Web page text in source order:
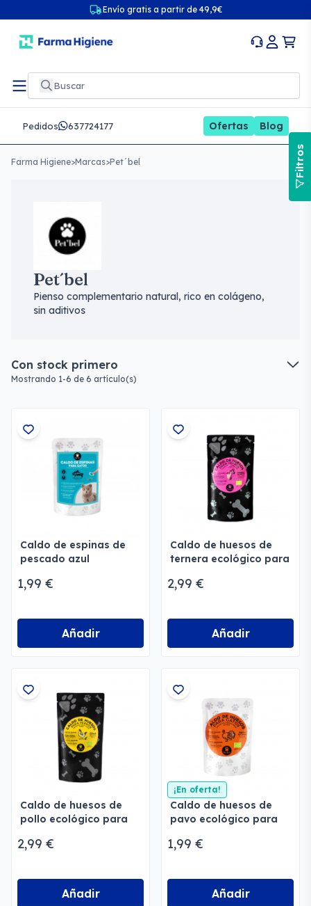
Envío gratis a partir de 49,9€
Pedidos 637724177 Ofertas Blog
Farma Higiene>Marcas>Pet´bel
Pet´bel
Pienso complementario natural, rico en colágeno,
sin aditivos
Con stock primero
Mostrando 1-6 de 6 artículo(s)
Caldo de espinas de
pescado azul
1,99 €
Añadir
Caldo de huesos de
ternera ecológico para
2,99 €
Añadir
Caldo de huesos de
pollo ecológico para
2,99 €
Añadir
¡En oferta!
Caldo de huesos de
pavo ecológico para
1,99 €
Añadir
Filtros